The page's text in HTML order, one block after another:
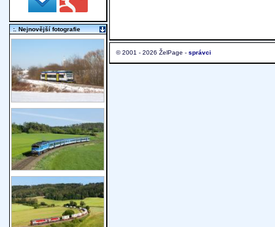
© 2001 - 2026 ŽelPage - správci
:. Nejnovější fotografie